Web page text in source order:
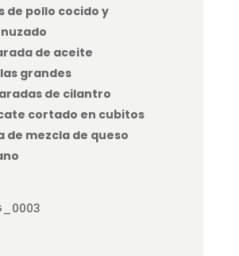
de pollo cocido y
de aceite
grandes
de cilantro
cortado en cubitos
de mezcla de queso